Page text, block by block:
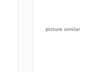
picture similar